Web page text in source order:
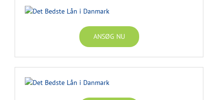
ANSØG NU